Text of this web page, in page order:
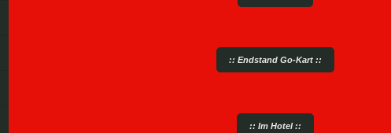
:: Endstand Go-Kart ::
:: Im Hotel ::